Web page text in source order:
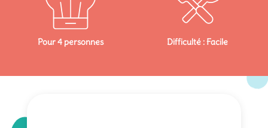
Pour 4 personnes Difficulté : Facile